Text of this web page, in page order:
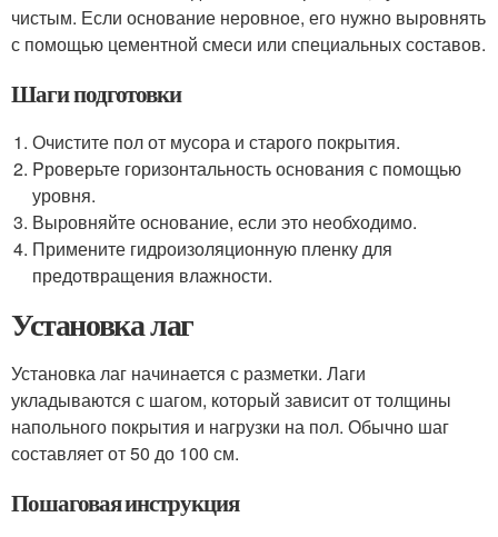
чистым. Если основание неровное, его нужно выровнять
с помощью цементной смеси или специальных составов.
Шаги подготовки
Очистите пол от мусора и старого покрытия.
Pроверьте горизонтальность основания с помощью
уровня.
Выровняйте основание, если это необходимо.
Примените гидроизоляционную пленку для
предотвращения влажности.
Установка лаг
Установка лаг начинается с разметки. Лаги
укладываются с шагом, который зависит от толщины
напольного покрытия и нагрузки на пол. Обычно шаг
составляет от 50 до 100 см.
Пошаговая инструкция